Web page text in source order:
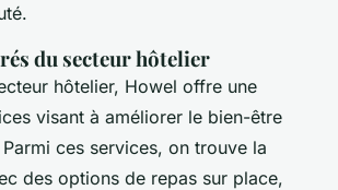
du secteur hôtelier
hôtelier, Howel offre une
visant à améliorer le bien-être
ces services, on trouve la
des options de repas sur place,